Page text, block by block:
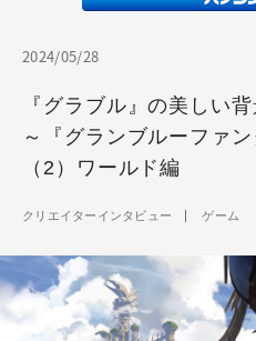
2024/05/28
『グラブル』の美しい
～『グランブルーファン
（2）ワールド編
クリエイターインタビュー ゲーム